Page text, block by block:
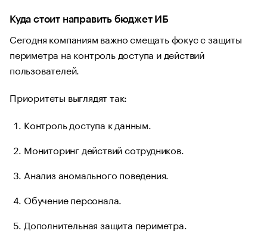
Куда стоит направить бюджет ИБ
Сегодня компаниям важно смещать фокус с защиты
периметра на контроль доступа и действий
пользователей.
Приоритеты выглядят так:
Контроль доступа к данным.
Мониторинг действий сотрудников.
Анализ аномального поведения.
Обучение персонала.
Дополнительная защита периметра.